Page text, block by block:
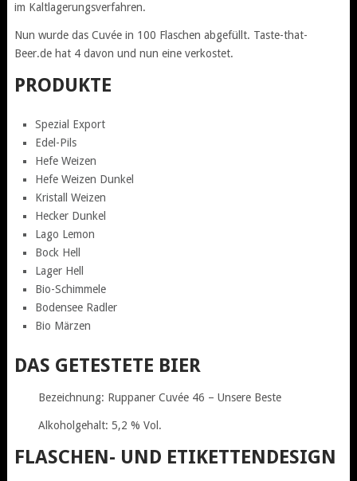
im Kaltlagerungsverfahren.
Nun wurde das Cuvée in 100 Flaschen abgefüllt. Taste-that-
Beer.de hat 4 davon und nun eine verkostet.
PRODUKTE
Spezial Export
Edel-Pils
Hefe Weizen
Hefe Weizen Dunkel
Kristall Weizen
Hecker Dunkel
Lago Lemon
Bock Hell
Lager Hell
Bio-Schimmele
Bodensee Radler
Bio Märzen
DAS GETESTETE BIER
Bezeichnung: Ruppaner Cuvée 46 – Unsere Beste
Alkoholgehalt: 5,2 % Vol.
FLASCHEN- UND ETIKETTENDESIGN